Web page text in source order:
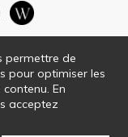
permettre de
pour optimiser les
En
acceptez